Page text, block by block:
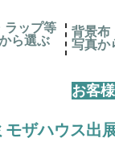
ラップ等
ら選ぶ
背景布
写真か
お客
モザハウス出